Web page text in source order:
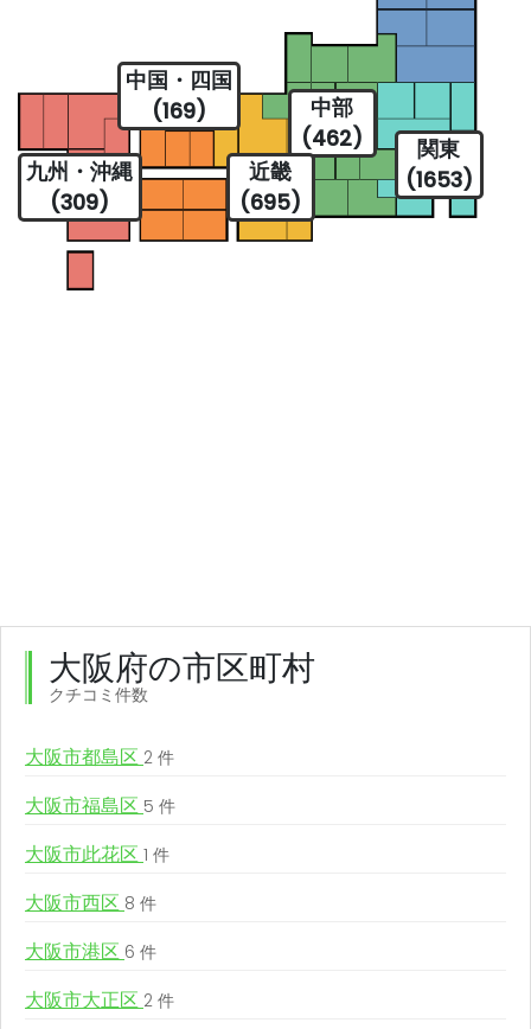
関東
(1653)
中部
(462)
近畿
(695)
中国・四国
(169)
九州・沖縄
(309)
大阪府の市区町村
クチコミ件数
大阪市都島区 2 件
大阪市福島区 5 件
大阪市此花区 1 件
大阪市西区 8 件
大阪市港区 6 件
大阪市大正区 2 件